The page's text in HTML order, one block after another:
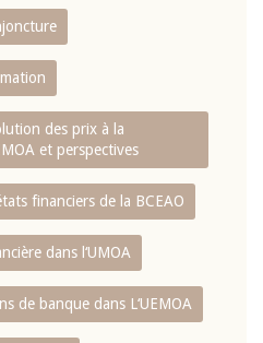
des prix à la
et perspectives
financiers de la BCEAO
dans l‘UMOA
de banque dans L‘UEMOA